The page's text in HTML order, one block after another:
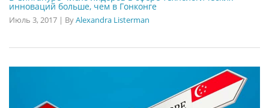
инноваций больше, чем в Гонконге
Июль 3, 2017 | ByAlexandra Listerman